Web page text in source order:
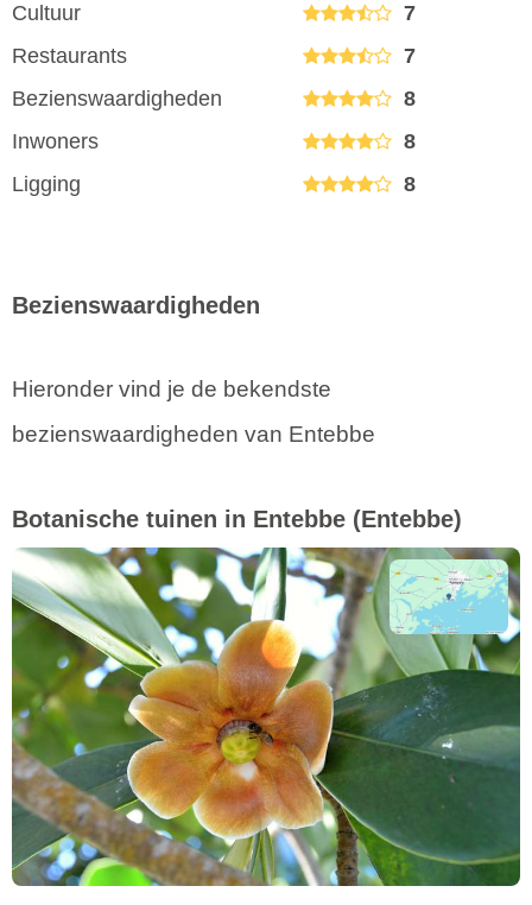
Cultuur
7
Restaurants
7
Bezienswaardigheden
8
Inwoners
8
Ligging
8
Bezienswaardigheden
Hieronder vind je de bekendste
bezienswaardigheden van Entebbe
Botanische tuinen in Entebbe (Entebbe)